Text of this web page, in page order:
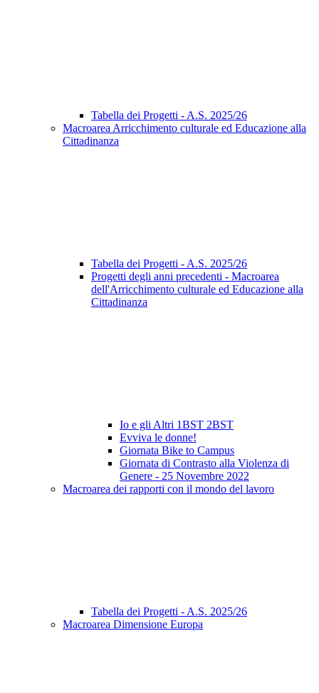
Tabella dei Progetti - A.S. 2025/26
Macroarea Arricchimento culturale ed Educazione alla
Cittadinanza
Tabella dei Progetti - A.S. 2025/26
Progetti degli anni precedenti - Macroarea
dell'Arricchimento culturale ed Educazione alla
Cittadinanza
Io e gli Altri 1BST 2BST
Evviva le donne!
Giornata Bike to Campus
Giornata di Contrasto alla Violenza di
Genere - 25 Novembre 2022
Macroarea dei rapporti con il mondo del lavoro
Tabella dei Progetti - A.S. 2025/26
Macroarea Dimensione Europa